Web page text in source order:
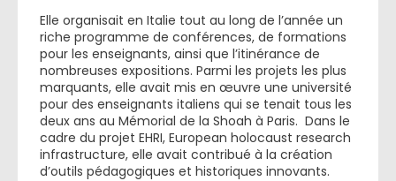
Elle organisait en Italie tout au long de l’année un
riche programme de conférences, de formations
pour les enseignants, ainsi que l’itinérance de
nombreuses expositions. Parmi les projets les plus
marquants, elle avait mis en œuvre une université
pour des enseignants italiens qui se tenait tous les
deux ans au Mémorial de la Shoah à Paris. Dans le
cadre du projet EHRI, European holocaust research
infrastructure, elle avait contribué à la création
d’outils pédagogiques et historiques innovants.